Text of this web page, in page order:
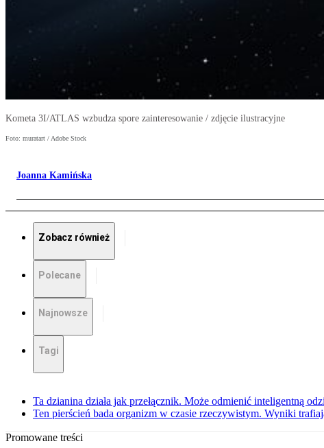
Kometa 3I/ATLAS wzbudza spore zainteresowanie / zdjęcie ilustracyjne
Foto: muratart / Adobe Stock
Joanna Kamińska
Zobacz również
Polecane
Najnowsze
Tagi
Ta dzianina działa jak przełącznik. Może odmienić inteligentną
Ten pierścień bada organizm w czasie rzeczywistym. Wyniki
Promowane treści